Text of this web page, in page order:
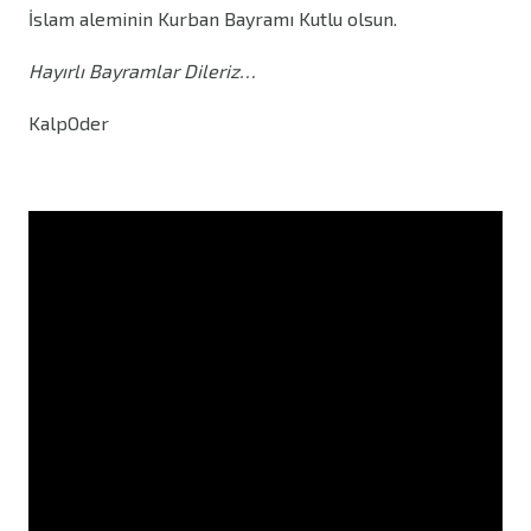
İslam aleminin Kurban Bayramı Kutlu olsun.
Hayırlı Bayramlar Dileriz…
KalpOder